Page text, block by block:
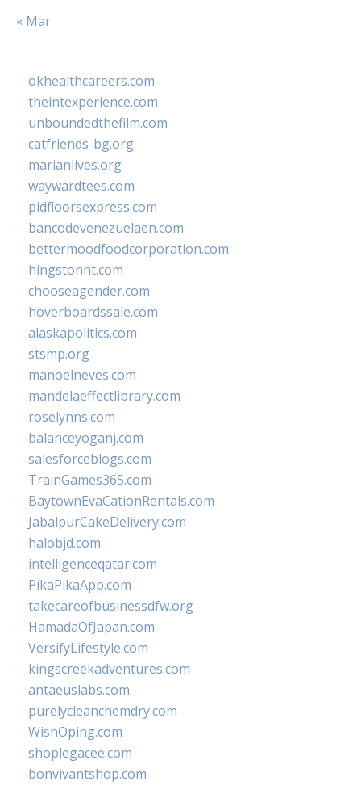
« Mar
okhealthcareers.com
theintexperience.com
unboundedthefilm.com
catfriends-bg.org
marianlives.org
waywardtees.com
pidfloorsexpress.com
bancodevenezuelaen.com
bettermoodfoodcorporation.com
hingstonnt.com
chooseagender.com
hoverboardssale.com
alaskapolitics.com
stsmp.org
manoelneves.com
mandelaeffectlibrary.com
roselynns.com
balanceyoganj.com
salesforceblogs.com
TrainGames365.com
BaytownEvaCationRentals.com
JabalpurCakeDelivery.com
halobjd.com
intelligenceqatar.com
PikaPikaApp.com
takecareofbusinessdfw.org
HamadaOfJapan.com
VersifyLifestyle.com
kingscreekadventures.com
antaeuslabs.com
purelycleanchemdry.com
WishOping.com
shoplegacee.com
bonvivantshop.com